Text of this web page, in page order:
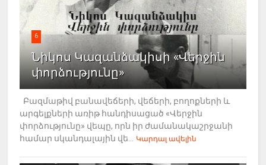
6
Նիկոս Կազանձակիսի «Վերջին
փորձությունը»
Բազմաթիվ բանավեճերի, վեճերի, բողոքների և
արգելքների առիթ հանդիսացած «Վերջին
փորձությունը» վեպը, որն իր ժամանակաշրջանի
համար սկանդալային վե...
Կարդալ ավելին